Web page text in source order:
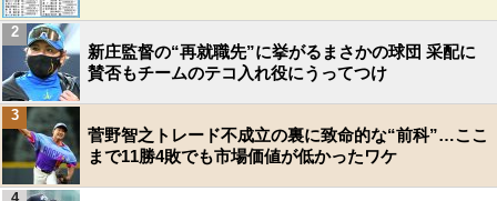
新庄監督の“再就職先”に挙がるまさかの球団 采配に
賛否もチームのテコ入れ役にうってつけ
2
菅野智之トレード不成立の裏に致命的な“前科”…ここ
まで11勝4敗でも市場価値が低かったワケ
3